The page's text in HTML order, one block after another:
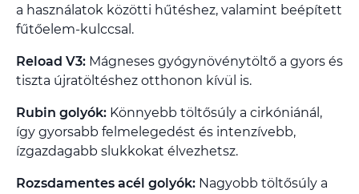
a használatok közötti hűtéshez, valamint beépített
fűtőelem-kulccsal.
Reload V3: Mágneses gyógynövénytöltő a gyors és
tiszta újratöltéshez otthonon kívül is.
Rubin golyók: Könnyebb töltősúly a cirkóniánál,
így gyorsabb felmelegedést és intenzívebb,
ízgazdagabb slukkokat élvezhetsz.
Rozsdamentes acél golyók: Nagyobb töltősúly a